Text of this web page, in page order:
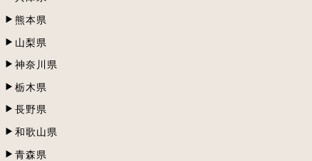
熊本県
山梨県
神奈川県
栃木県
長野県
和歌山県
青森県